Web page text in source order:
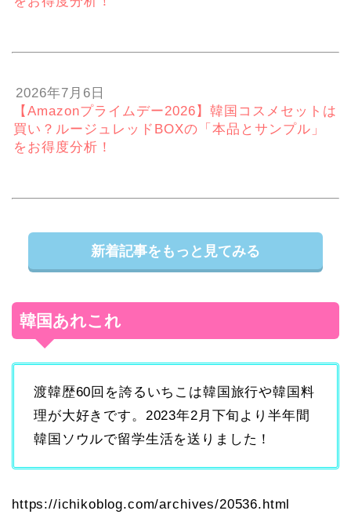
2026年7月6日
【Amazonプライムデー2026】韓国コスメセットは
買い？ルージュレッドBOXの「本品とサンプル」
をお得度分析！
新着記事をもっと見てみる
韓国あれこれ
渡韓歴60回を誇るいちこは韓国旅行や韓国料
理が大好きです。2023年2月下旬より半年間
韓国ソウルで留学生活を送りました！
https://ichikoblog.com/archives/20536.html